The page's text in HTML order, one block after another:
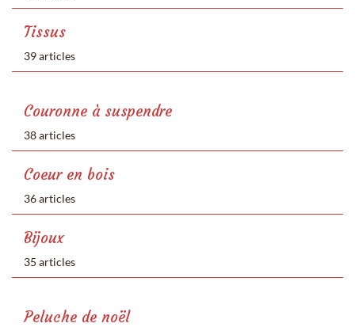
Tissus
39 articles
Couronne à suspendre
38 articles
Coeur en bois
36 articles
Bijoux
35 articles
Peluche de noël